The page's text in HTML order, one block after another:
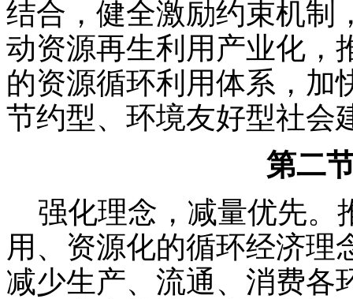
结合，健全激励约束机制
动资源再生利用产业化，
的资源循环利用体系，加
节约型、环境友好型社会
第二
强化理念，减量优先。
用、资源化的循环经济理
减少生产、流通、消费各